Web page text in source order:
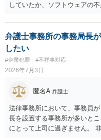
していたか、ソフトウェアの
ます。 すでに王先生からも回
談されることをお勧めします。
弁護士事務所の事務局長
したい
#企業犯罪 #不祥事対応
2026年7月3日
匿名A 弁護士
法律事務所において、事務員
長を設置する事務所が多いと
にとって上司に過ぎません。